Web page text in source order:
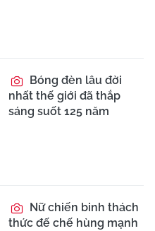
Bóng đèn lâu đời
nhất thế giới đã thắp
sáng suốt 125 năm
Nữ chiến binh thách
thức đế chế hùng mạnh